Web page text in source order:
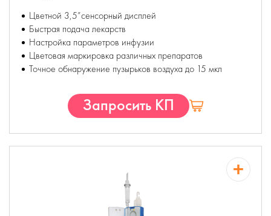
Цветной 3,5”сенсорный дисплей
Быстрая подача лекарств
Настройка параметров инфузии
Цветовая маркировка различных препаратов
Точное обнаружение пузырьков воздуха до 15 мкл
Запросить КП